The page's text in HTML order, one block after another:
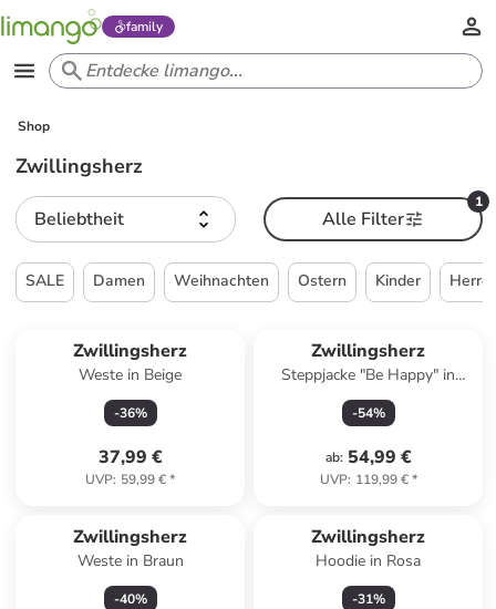
family
Shop
Zwillingsherz
Beliebtheit
1
Alle Filter
SALE Damen Weihnachten Ostern Kinder
Zwillingsherz
Weste in Beige
-36%
37,99 €
UVP: 59,99 €*
Zwillingsherz
Steppjacke "Be Happy" in
Grün
-54%
ab: 54,99 €
UVP: 119,99 €*
Zwillingsherz
Weste in Braun
-40%
Zwillingsherz
Hoodie in Rosa
-31%